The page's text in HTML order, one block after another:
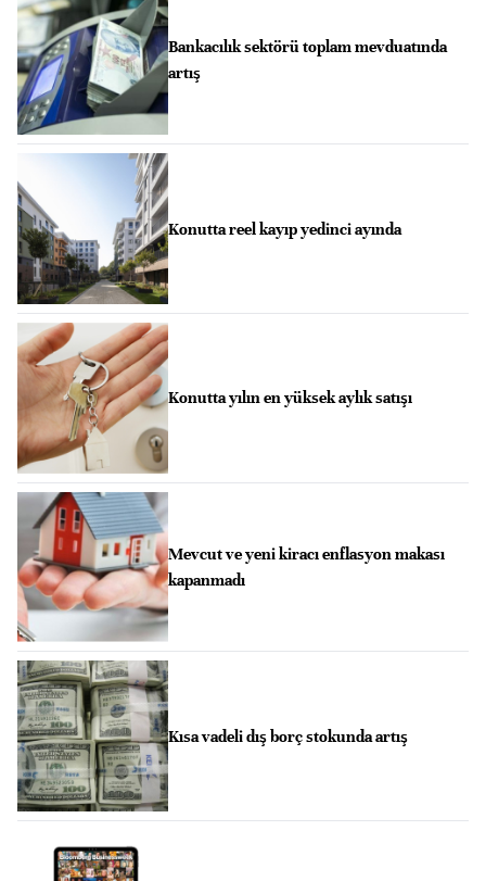
Bankacılık sektörü toplam mevduatında
artış
Konutta reel kayıp yedinci ayında
Konutta yılın en yüksek aylık satışı
Mevcut ve yeni kiracı enflasyon makası
kapanmadı
Kısa vadeli dış borç stokunda artış